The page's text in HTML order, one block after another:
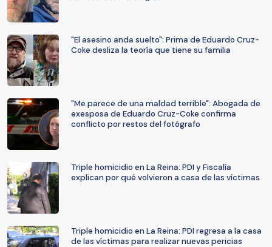
"El asesino anda suelto": Prima de Eduardo Cruz-
Coke desliza la teoría que tiene su familia
"Me parece de una maldad terrible": Abogada de
exesposa de Eduardo Cruz-Coke confirma
conflicto por restos del fotógrafo
Triple homicidio en La Reina: PDI y Fiscalía
explican por qué volvieron a casa de las víctimas
Triple homicidio en La Reina: PDI regresa a la casa
de las víctimas para realizar nuevas pericias